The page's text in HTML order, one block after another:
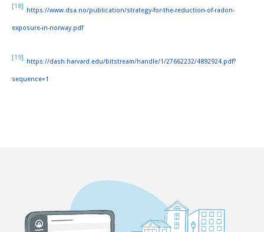
[18] https://www.dsa.no/publication/strategy-for-the-reduction-of-radon-
exposure-in-norway.pdf
[19] https://dash.harvard.edu/bitstream/handle/1/27662232/4892924.pdf?
sequence=1